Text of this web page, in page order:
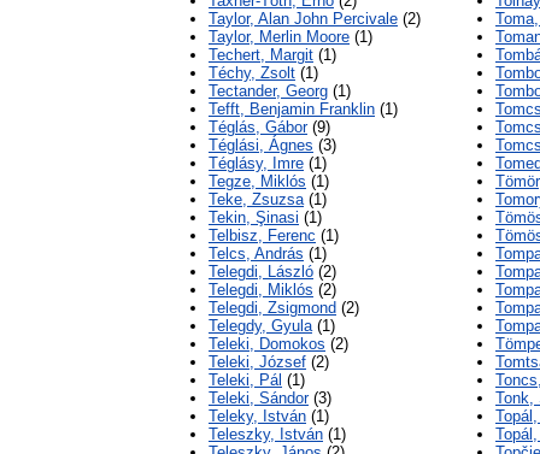
Taylor, Alan John Percivale (2)
Taylor, Merlin Moore (1)
Techert, Margit (1)
Téchy, Zsolt (1)
Tectander, Georg (1)
Tefft, Benjamin Franklin (1)
Téglás, Gábor(9)
Téglási, Ágnes (3)
Téglásy, Imre (1)
Tegze, Miklós (1)
Teke, Zsuzsa(1)
Tekin, Şinasi (1)
Telbisz, Ferenc (1)
Telcs, András (1)
Telegdi, László (2)
Telegdi, Miklós (2)
Telegdi, Zsigmond (2)
Telegdy, Gyula(1)
Teleki, Domokos (2)
Teleki, József (2)
Teleki, Pál (1)
Teleki, Sándor(3)
Teleky, István (1)
Teleszky, István (1)
Tonk,